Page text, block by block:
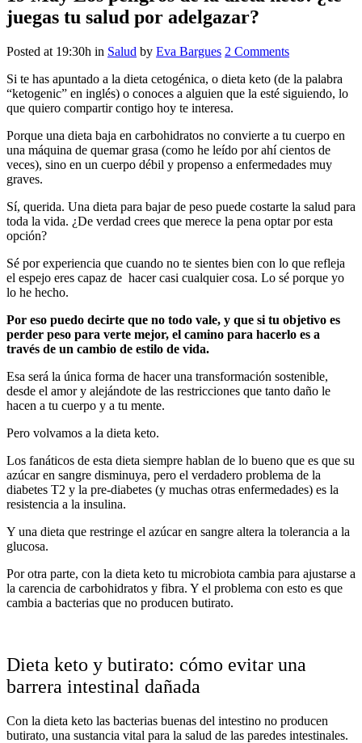
juegas tu salud por adelgazar?
Posted at 19:30h in Salud by Eva Bargues 2 Comments
Si te has apuntado a la dieta cetogénica, o dieta keto (de la palabra
“ketogenic” en inglés) o conoces a alguien que la esté siguiendo, lo
que quiero compartir contigo hoy te interesa.
Porque una dieta baja en carbohidratos no convierte a tu cuerpo en
una máquina de quemar grasa (como he leído por ahí cientos de
veces), sino en un cuerpo débil y propenso a enfermedades muy
graves.
Sí, querida. Una dieta para bajar de peso puede costarte la salud para
toda la vida. ¿De verdad crees que merece la pena optar por esta
opción?
Sé por experiencia que cuando no te sientes bien con lo que refleja
el espejo eres capaz de hacer casi cualquier cosa. Lo sé porque yo
lo he hecho.
Por eso puedo decirte que no todo vale, y que si tu objetivo es
perder peso para verte mejor, el camino para hacerlo es a
través de un cambio de estilo de vida.
Esa será la única forma de hacer una transformación sostenible,
desde el amor y alejándote de las restricciones que tanto daño le
hacen a tu cuerpo y a tu mente.
Pero volvamos a la dieta keto.
Los fanáticos de esta dieta siempre hablan de lo bueno que es que su
azúcar en sangre disminuya, pero el verdadero problema de la
diabetes T2 y la pre-diabetes (y muchas otras enfermedades) es la
resistencia a la insulina.
Y una dieta que restringe el azúcar en sangre altera la tolerancia a la
glucosa.
Por otra parte, con la dieta keto tu microbiota cambia para ajustarse a
la carencia de carbohidratos y fibra. Y el problema con esto es que
cambia a bacterias que no producen butirato.
Dieta keto y butirato: cómo evitar una
barrera intestinal dañada
Con la dieta keto las bacterias buenas del intestino no producen
butirato, una sustancia vital para la salud de las paredes intestinales.